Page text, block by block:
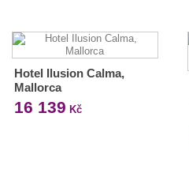
Hotel Ilusion Calma,
Mallorca
16 139 Kč